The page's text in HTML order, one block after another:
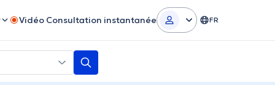
Vidéo Consultation instantanée FR